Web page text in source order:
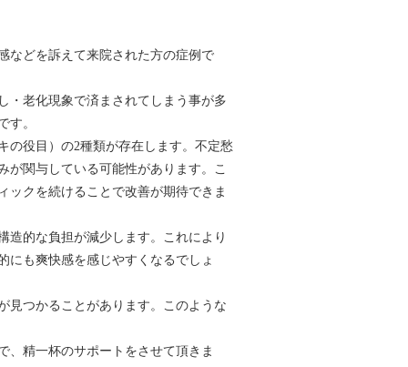
などを訴えて来院された方の症例で
・老化現象で済まされてしまう事が多
す。
の役目）の2種類が存在します。不定愁
が関与している可能性があります。こ
ックを続けることで改善が期待できま
造的な負担が減少します。これにより
にも爽快感を感じやすくなるでしょ
見つかることがあります。このような
、精一杯のサポートをさせて頂きま